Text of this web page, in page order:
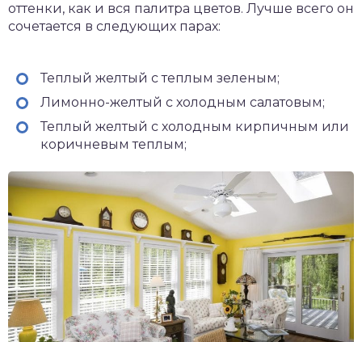
оттенки, как и вся палитра цветов. Лучше всего он
сочетается в следующих парах:
Теплый желтый с теплым зеленым;
Лимонно-желтый с холодным салатовым;
Теплый желтый с холодным кирпичным или
коричневым теплым;